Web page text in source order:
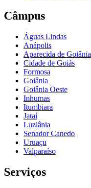
Câmpus
Águas Lindas
Anápolis
Aparecida de Goiânia
Cidade de Goiás
Formosa
Goiânia
Goiânia Oeste
Inhumas
Itumbiara
Jataí
Luziânia
Senador Canedo
Uruaçu
Valparaíso
Serviços